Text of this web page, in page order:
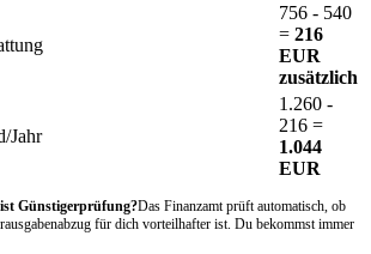
756 - 540
= 216
EUR
zusätzlich
Jahr
1.260 -
216 =
1.044
EUR
Günstigerprüfung?Das Finanzamt prüft automatisch, ob
für dich vorteilhafter ist. Du bekommst immer